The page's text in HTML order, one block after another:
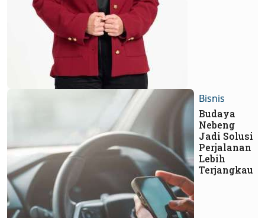
Bisnis
Budaya
Nebeng
Jadi Solusi
Perjalanan
Lebih
Terjangkau